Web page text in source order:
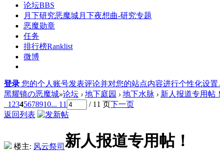
论坛BBS
月下研究恶魔城月下夜想曲-研究专题
恶魔勋章
任务
排行榜Ranklist
微博
登录 您的个人账号发表评论并对您的站点内容进行个性化设置
黑耀镜の恶魔城»论坛 › 地下庭园 › 地下水脉 › 新人报道专用帖
1 2345678910... 11 / 11 页下一页
返回列表
楼主: 风云祭司 新人报道专用帖！